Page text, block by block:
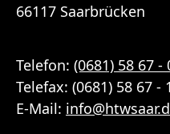
66117 Saarbrücken
Telefon: (0681) 58 67 -
Telefax: (0681) 58 67 -
E-Mail: info@htwsaar